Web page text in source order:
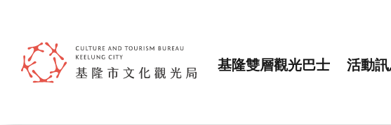
基隆雙層觀光巴士 活動